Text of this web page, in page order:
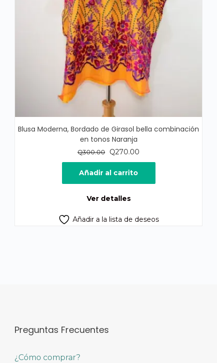
Blusa Moderna, Bordado de Girasol bella combinación
en tonos Naranja
Q300.00
El
precio
original
era:
Q270.00
precio
es:
Añadir al carrito
Ver detalles
Añadir a la lista de deseos
Preguntas Frecuentes
¿Cómo comprar?